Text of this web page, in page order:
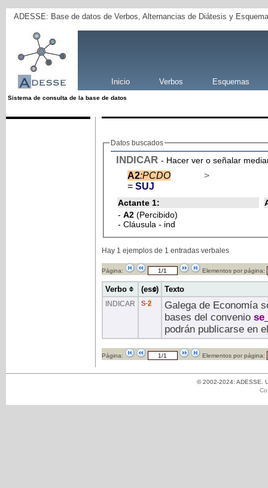
ADESSE: Base de datos de Verbos, Alternancias de Diátesis y
Inicio Verbos Esquemas
Sistema de consulta de la base de datos
Datos buscados
INDICAR - Hacer ver o señalar
A2:PCDO
= SUJ
>
Actante 1:
- A2 (Percibido)
- Cláusula - ind
Hay 1 ejemplos de 1 entradas verbales
Página: Elementos por página:
Verbo (ess) Texto
INDICAR S-2
Galega de Economía
bases del conveniose
podrán publicarse en
Página: Elementos por página:
© 2002-2024: ADESSE.